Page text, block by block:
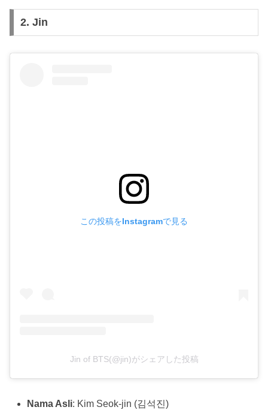
2. Jin
この投稿をInstagramで見る
Jin of BTS(@jin)がシェアした投稿
Nama Asli: Kim Seok-jin (김석진)